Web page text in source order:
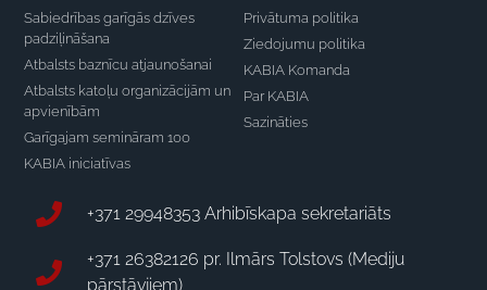
Sabiedrības garīgās dzīves
padziļināšana
Atbalsts baznīcu atjaunošanai
Atbalsts katoļu organizācijām un
apvienībām
Garīgajam semināram 100
KABIA iniciatīvas
Privātuma politika
Ziedojumu politika
KABIA Komanda
Par KABIA
Sazināties
+371 29948353 Arhibīskapa sekretariāts
+371 26382126 pr. Ilmārs Tolstovs (Mediju
pārstāvjiem)